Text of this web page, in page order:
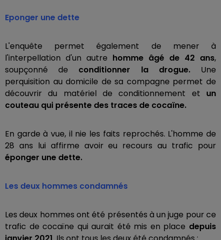
Eponger une dette
L'enquête permet également de mener à
l'interpellation d'un autre homme âgé de 42 ans,
soupçonné de conditionner la drogue.Une
perquisition au domicile de sa compagne permet de
découvrir du matériel de conditionnement et un
couteau qui présente des traces de cocaïne.
En garde à vue, il nie les faits reprochés. L'homme de
28 ans lui affirme avoir eu recours au trafic pour
éponger une dette.
Les deux hommes condamnés
Les deux hommes ont été présentés à un juge pour ce
trafic de cocaïne qui aurait été mis en place depuis